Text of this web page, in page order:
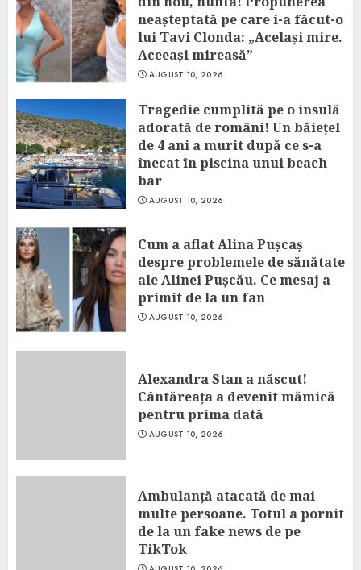
neașteptată pe care i-a făcut-o
lui Tavi Clonda: „Același mire.
Aceeași mireasă”
AUGUST 10, 2026
Tragedie cumplită pe o insulă
adorată de români! Un băiețel
de 4 ani a murit după ce s-a
înecat în piscina unui beach
bar
AUGUST 10, 2026
Cum a aflat Alina Pușcaș
despre problemele de sănătate
ale Alinei Pușcău. Ce mesaj a
primit de la un fan
AUGUST 10, 2026
Alexandra Stan a născut!
Cântăreața a devenit mămică
pentru prima dată
AUGUST 10, 2026
Ambulanță atacată de mai
multe persoane. Totul a pornit
de la un fake news de pe
TikTok